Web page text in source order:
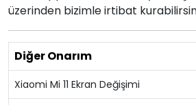
üzerinden bizimle irtibat
Diğer Onarım
Xiaomi Mi 11 Ekran Değişimi